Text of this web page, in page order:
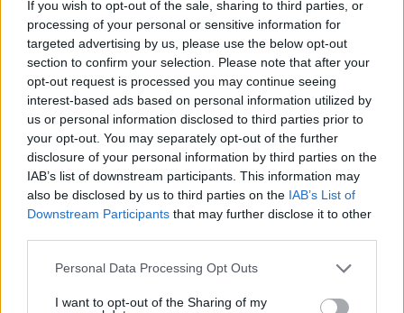
If you wish to opt-out of the sale, sharing to third parties, or
processing of your personal or sensitive information for
targeted advertising by us, please use the below opt-out
section to confirm your selection. Please note that after your
opt-out request is processed you may continue seeing
interest-based ads based on personal information utilized by
us or personal information disclosed to third parties prior to
your opt-out. You may separately opt-out of the further
disclosure of your personal information by third parties on the
IAB’s list of downstream participants. This information may
also be disclosed by us to third parties on the IAB’s List of
Downstream Participants that may further disclose it to other
Please note that this website/app uses one or more Google
not limited to your visit or usage behaviour. You may click to
Personal Data Processing Opt Outs
I want to opt-out of the Sharing of my
Σιροπιαστά γλυκά: Πού βρίσκουμε από τα καλύτερα
γλυκά ταψιού για το σπίτι
ΔΕΙΤΕ ΟΛΕΣ ΤΙΣ ΕΙΔΗΣΕΙΣ
ΤΑ ΠΙΟ ΔΗΜΟΦΙΛΗ